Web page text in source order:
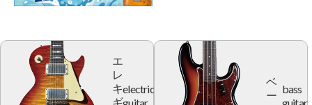
エ
レ
キ
ギ
electric
ベ
ー
bass